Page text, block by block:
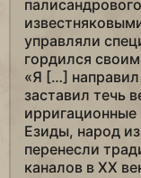
управляли
гордился
«Я […]
заставил течь
ирригационные
Езиды, народ
перенесли
каналов в XX